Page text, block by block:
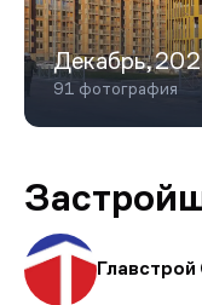
91 фотография